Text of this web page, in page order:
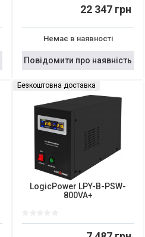
22 347 грн
Немає в наявності
Повідомити про наявність
Безкоштовна доставка
LogicPower LPY-B-PSW-
800VA+